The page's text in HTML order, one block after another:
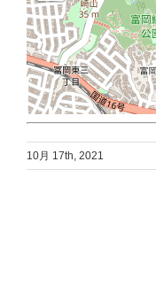
10月 17th, 2021